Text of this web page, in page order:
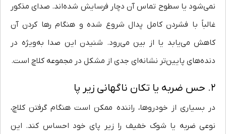
نمی‌شود یا سطوح تماس آن دچار فرسایش شده‌اند. صدای مذکور
غالباً با فشردن کامل پدال شروع شده و هنگام رها کردن آن
کاهش می‌یابد یا از بین می‌رود. شنیدن این صدا به‌ویژه در
دنده‌های پایین‌تر نشانه‌ای جدی از مشکل در مجموعه کلاچ است.
۲. حس ضربه یا تکان ناگهانی زیر پا
در بسیاری از خودروها، راننده ممکن است هنگام گرفتن کلاچ،
نوعی ضربه یا شوک خفیف را زیر پای خود احساس کند. این